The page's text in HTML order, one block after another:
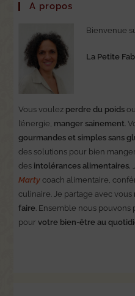
A propos
Bienvenue
La Petite
Vous voulez perdre du poids
l’énergie, manger sainement.
gourmandes et simples sans
des solutions pour bien
des intolérances alimentaires.
Marty coach alimentaire,
culinaire. Je partage avec vous
faire. Ensemble nous
pour votre bien-être au